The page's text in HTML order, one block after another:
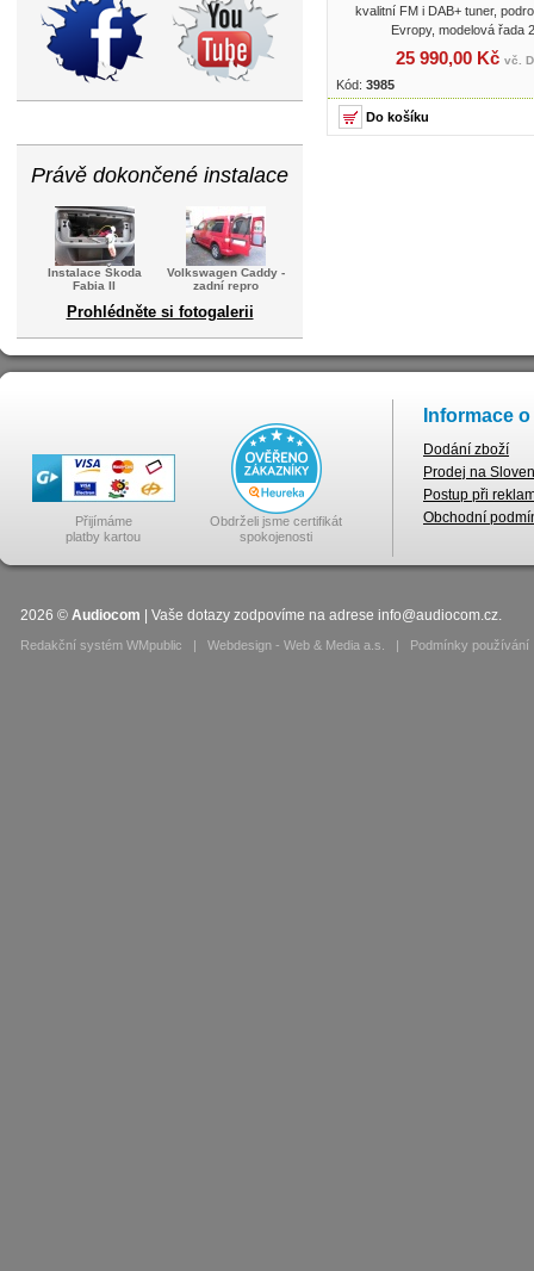
Právě dokončené instalace
Instalace Škoda
Fabia II
Volkswagen Caddy -
zadní repro
Prohlédněte si fotogalerii
kvalitní FM i DAB+ tuner,
Evropy, modelová řada
25 990,00 Kč vč.
Kód: 3985
Přijímáme
platby kartou
Obdrželi jsme certifikát
spokojenosti
Informace
Dodání zboží
Prodej na
Postup při
Obchodní
2026 © Audiocom | Vaše dotazy zodpovíme na adrese info@audiocom.cz.
Redakční systém WMpublic | Webdesign - Web & Media a.s. | Podmínky používání